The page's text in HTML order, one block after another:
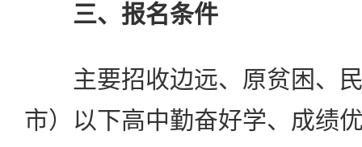
三、报名条件
主要招收边远、原贫困、民
市）以下高中勤奋好学、成绩